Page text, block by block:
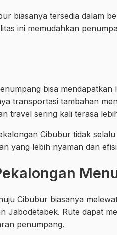
biasanya tersedia dalam
ini memudahkan
bisa
transportasi tambahan
travel sering kali terasa
Cibubur tidak
yang lebih nyaman dan
Cibubur biasanya
Jabodetabek. Rute dapat
penumpang.